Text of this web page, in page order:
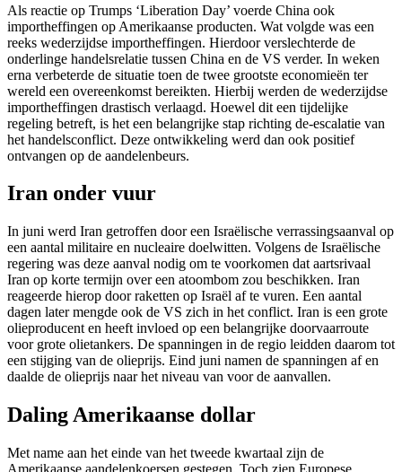
Als reactie op Trumps ‘Liberation Day’ voerde China ook
importheffingen op Amerikaanse producten. Wat volgde was een
reeks wederzijdse importheffingen. Hierdoor verslechterde de
onderlinge handelsrelatie tussen China en de VS verder. In weken
erna verbeterde de situatie toen de twee grootste economieën ter
wereld een overeenkomst bereikten. Hierbij werden de wederzijdse
importheffingen drastisch verlaagd. Hoewel dit een tijdelijke
regeling betreft, is het een belangrijke stap richting de-escalatie van
het handelsconflict. Deze ontwikkeling werd dan ook positief
ontvangen op de aandelenbeurs.
Iran onder vuur
In juni werd Iran getroffen door een Israëlische verrassingsaanval op
een aantal militaire en nucleaire doelwitten. Volgens de Israëlische
regering was deze aanval nodig om te voorkomen dat aartsrivaal
Iran op korte termijn over een atoombom zou beschikken. Iran
reageerde hierop door raketten op Israël af te vuren. Een aantal
dagen later mengde ook de VS zich in het conflict. Iran is een grote
olieproducent en heeft invloed op een belangrijke doorvaarroute
voor grote olietankers. De spanningen in de regio leidden daarom tot
een stijging van de olieprijs. Eind juni namen de spanningen af en
daalde de olieprijs naar het niveau van voor de aanvallen.
Daling Amerikaanse dollar
Met name aan het einde van het tweede kwartaal zijn de